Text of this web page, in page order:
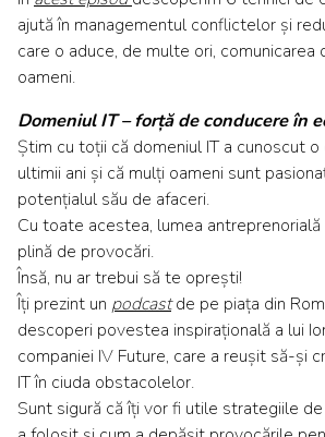
ajută în managementul conflictelor și
care o aduce, de multe ori,
oameni.
Domeniul IT – forță de conducere în
Știm cu toții că domeniul IT a cunoscut
ultimii ani și că mulți oameni sunt
potențialul său de afaceri.
Cu toate acestea, lumea
plină de provocări.
Însă, nu ar trebui să te oprești!
Îți prezint un podcast de pe piața din
descoperi povestea inspirațională a lui
companiei IV Future, care a reușit să-și
IT în ciuda obstacolelor.
Sunt sigură că îți vor fi utile strategiile